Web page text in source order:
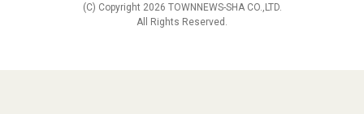
(C) Copyright 2026 TOWNNEWS-SHA CO.,LTD.
All Rights Reserved.